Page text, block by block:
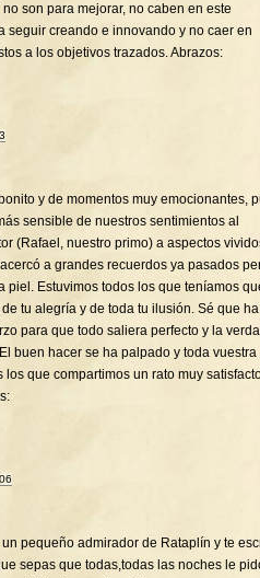
son para mejorar, no caben en este
seguir creando e innovando y no caer en
a los objetivos trazados. Abrazos:
y de momentos muy emocionantes,
sensible de nuestros sentimientos al
(Rafael, nuestro primo) a aspectos
a grandes recuerdos ya pasados
piel. Estuvimos todos los que teníamos
tu alegría y de toda tu ilusión. Sé que ha
para que todo saliera perfecto y la
buen hacer se ha palpado y toda vuestra
los que compartimos un rato muy
un pequeño admirador de Rataplín y te
sepas que todas,todas las noches le